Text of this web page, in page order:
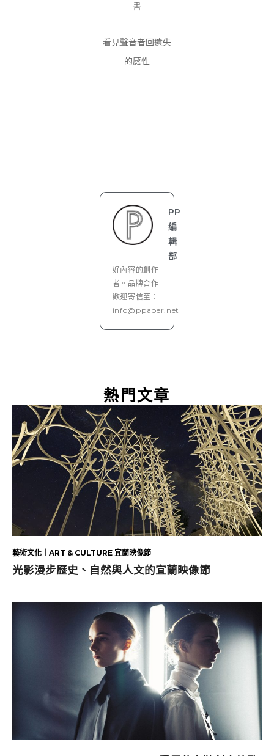
書
看見聲音者回遺失
的感性
PP
編
輯
部
好內容的創作
者。品牌合作
歡迎寄信至：
info@ppaper.net
熱門文章
藝術文化｜ART & CULTURE 宜蘭映像節
光影漫步歷史、自然與人文的宜蘭映像節